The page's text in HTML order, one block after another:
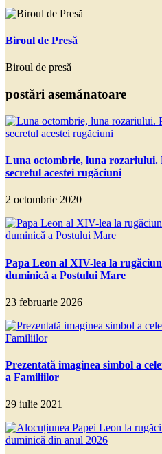
Biroul de Presă
Biroul de presă
postări asemănatoare
Luna octombrie, luna rozariului.
secretul acestei rugăciuni
2 octombrie 2020
Papa Leon al XIV-lea la
duminică a Postului Mare
23 februarie 2026
Prezentată imaginea simbol a
a Familiilor
29 iulie 2021